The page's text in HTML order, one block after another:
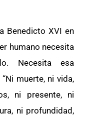
Benedicto XVI en
humano necesita
Necesita esa
muerte, ni vida,
ni presente, ni
ni profundidad,